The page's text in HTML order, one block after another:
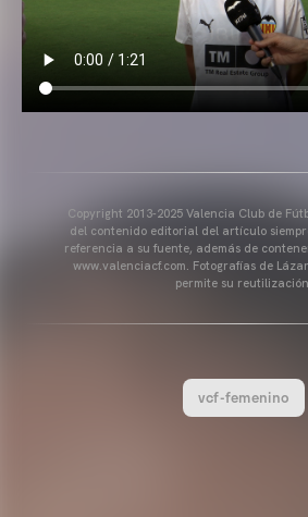
Copyright 2013-2025 Valencia Club de
del contenido editorial del artículo
referencia a su fuente, además de
www.valenciacf.com. Fotografías de
permite su reutilización.
vcf-femenino